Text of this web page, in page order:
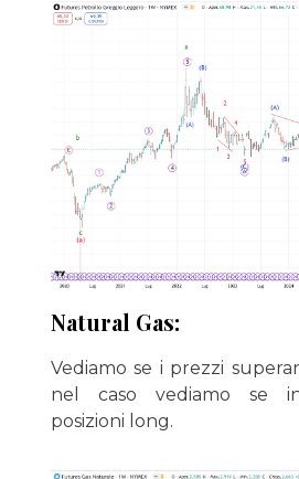
Natural Gas:
Vediamo se i prezzi
nel caso vediamo se
posizioni long.